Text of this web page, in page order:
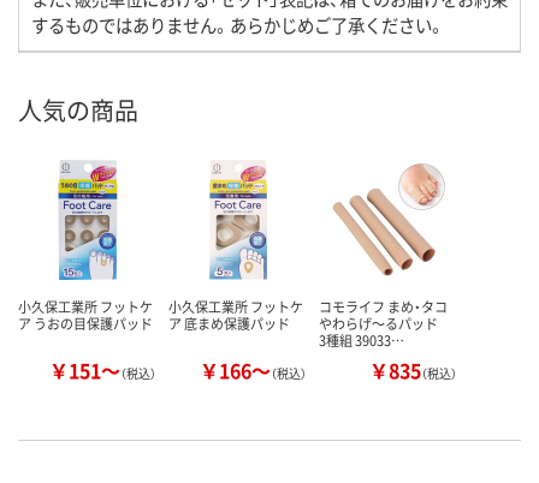
するものではありません。あらかじめご了承ください。
人気の商品
小久保工業所 フットケ
ア うおの目保護パッド
￥151～（税込）
小久保工業所 フットケ
ア 底まめ保護パッド
￥166～（税込）
コモライフ まめ・タコ
やわらげ～るパッド
3種組 39033…
￥835（税込）